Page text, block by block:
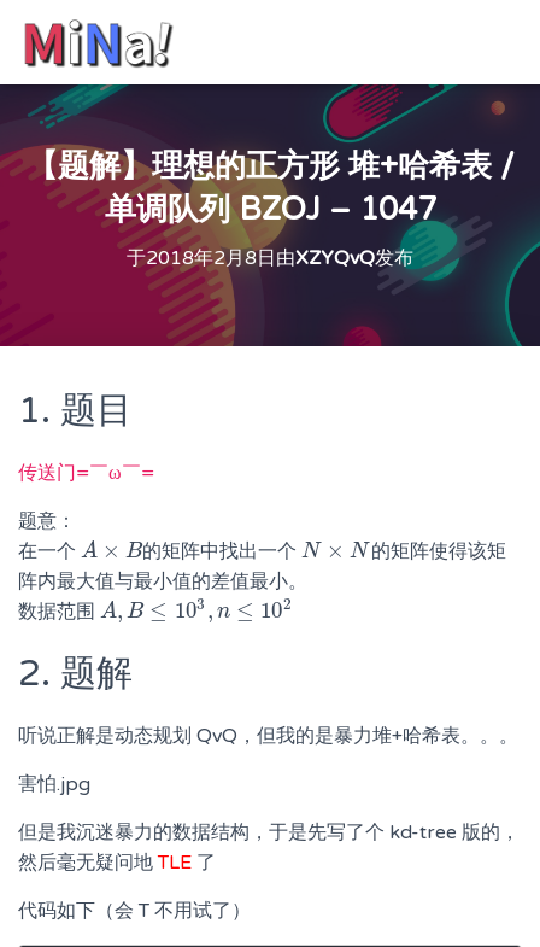
【题解】理想的正方形 堆+哈希表 /
单调队列 BZOJ – 1047
于2018年2月8日 由XZYQvQ发布
1. 题目
传送门=￣ω￣=
题意：
在一个 A × B
A× B 的矩阵中找出一个 N × N
N× N
的矩阵使得该矩
阵内最大值与最小值的差值最小。
数据范围 A, B ≤ 103 , n ≤ 102
A,B≤10 3,n≤ 10 2
2. 题解
听说正解是动态规划 QvQ，但我的是暴力堆+哈希表。。。
害怕.jpg
但是我沉迷暴力的数据结构，于是先写了个 kd-tree 版的，
然后毫无疑问地TLE 了
代码如下（会 T 不用试了）